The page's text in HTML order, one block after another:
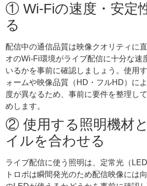
① Wi-Fiの速度・安定
る
配信中の通信品質は映像クオリティに
オのWi-Fi環境がライブ配信に十分な速
いるかを事前に確認しましょう。使用
ォームや映像品質（HD・フルHD）に
度が異なるため、事前に要件を整理し
めします。
② 使用する照明機材
イルを合わせる
ライブ配信に使う照明は、定常光（
トロボは瞬間発光のため配信映像には